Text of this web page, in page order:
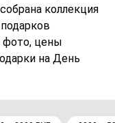
коллекция
фото, цены
на День